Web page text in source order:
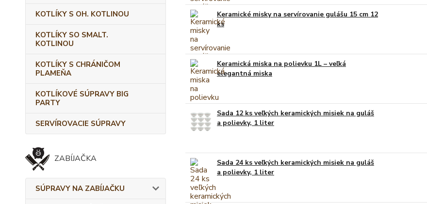
KOTLÍKY S OH. KOTLINOU
KOTLÍKY SO SMALT.
KOTLINOU
KOTLÍKY S CHRÁNIČOM
PLAMEŇA
KOTLÍKOVÉ SÚPRAVY BIG
PARTY
SERVÍROVACIE SÚPRAVY
ZABÍJAČKA
SÚPRAVY NA ZABÍJAČKU
Keramické misky na servírovanie gulášu 15 cm 12
ks
Keramická miska na polievku 1L – veľká
elegantná miska
Sada 12 ks veľkých keramických misiek na guláš
a polievky, 1 liter
Sada 24 ks veľkých keramických misiek na guláš
a polievky, 1 liter